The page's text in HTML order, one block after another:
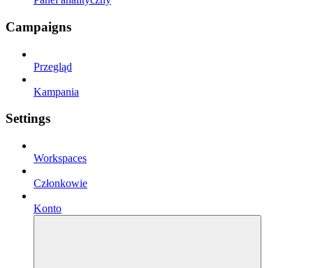
Campaigns
Przegląd
Kampania
Settings
Workspaces
Członkowie
Konto